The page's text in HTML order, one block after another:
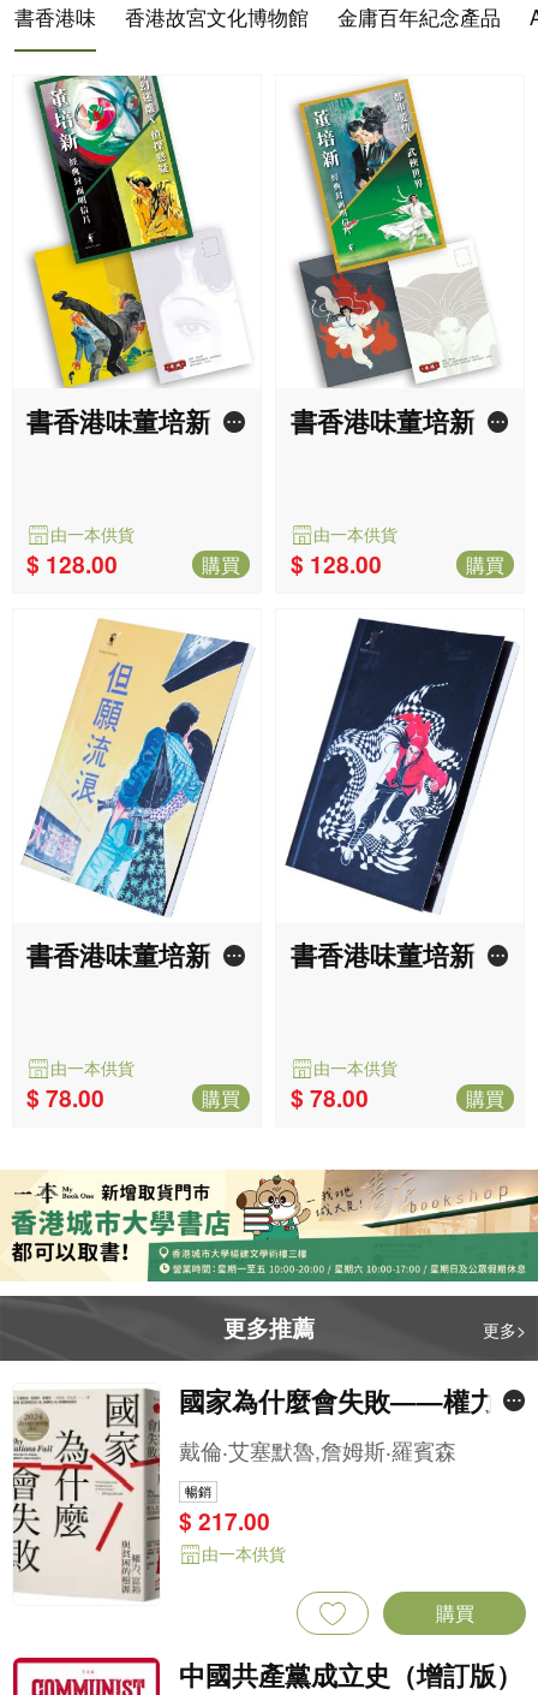
書香港味 香港故宮文化博物館 金庸百年紀念產品
書香港味董培新經
懸疑由一本供貨
$ 128.00 購買
書香港味董培新經
世界
由一本供貨
$ 128.00 購買
書香港味董培新經
由一本供貨
$ 78.00 購買
書香港味董培新經
由一本供貨
$ 78.00 購買
更多推薦 更多>
國家為什麼會失敗——權力、
富裕與貧困的根源（諾貝爾獎
紀念版）
戴倫‧艾塞默魯,詹姆斯‧羅賓森
暢銷
$ 217.00
由一本供貨
購買
中國共產黨成立史（增訂版）